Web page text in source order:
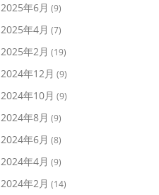
2025年6月 (9)
2025年4月 (7)
2025年2月 (19)
2024年12月 (9)
2024年10月 (9)
2024年8月 (9)
2024年6月 (8)
2024年4月 (9)
2024年2月 (14)